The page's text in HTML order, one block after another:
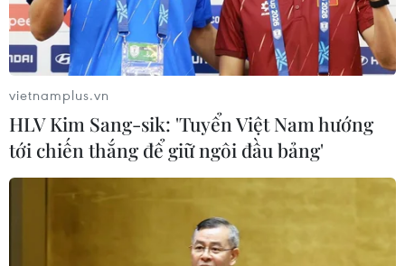
Thị trường nội địa bão hòa, Nga bãi bỏ
vietnamplus.vn
HLV Kim Sang-sik: 'Tuyển Việt Nam hướng
tới chiến thắng để giữ ngôi đầu bảng'